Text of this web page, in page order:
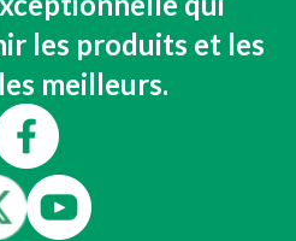
les produits et les
meilleurs.